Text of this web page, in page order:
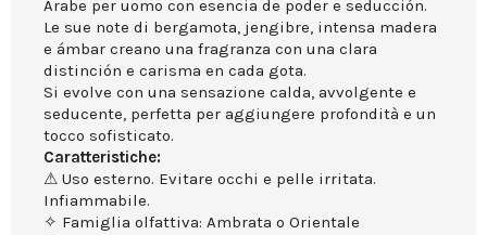
Árabe per uomo con esencia de poder e seducción.
Le sue note di bergamota, jengibre, intensa madera
e ámbar creano una fragranza con una clara
distinción e carisma en cada gota.
Si evolve con una sensazione calda, avvolgente e
seducente, perfetta per aggiungere profondità e un
tocco sofisticato.
Caratteristiche:
⚠ Uso esterno. Evitare occhi e pelle irritata.
Infiammabile.
✧ Famiglia olfattiva: Ambrata o Orientale